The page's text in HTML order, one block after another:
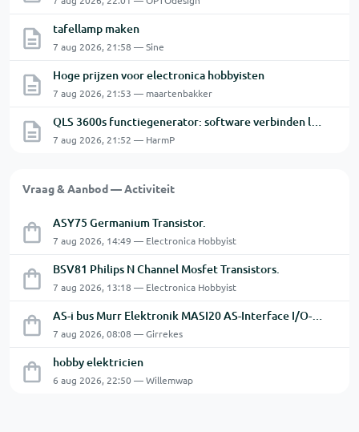
tafellamp maken
7 aug 2026, 21:58 — Sine
Hoge prijzen voor electronica hobbyisten
7 aug 2026, 21:53 — maartenbakker
QLS 3600s functiegenerator: software verbinden lukt niet.
7 aug 2026, 21:52 — HarmP
Vraag & Aanbod — Activiteit
ASY75 Germanium Transistor.
7 aug 2026, 14:49 — Electronica Hobbyist
BSV81 Philips N Channel Mosfet Transistors.
7 aug 2026, 13:18 — Electronica Hobbyist
AS-i bus Murr Elektronik MASI20 AS-Interface I/O-module 56440
7 aug 2026, 08:08 — Girrekes
hobby elektricien
6 aug 2026, 22:50 — Willemwap